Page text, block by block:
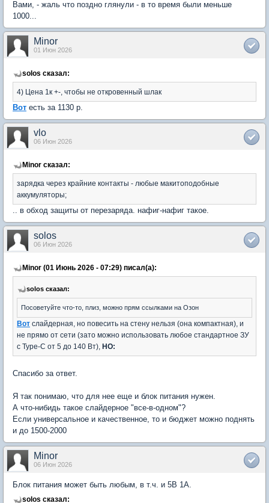
Вами, - жаль что поздно глянули - в то время были меньше
1000...
Minor
01 Июн 2026
solos сказал:
4) Цена 1к +-, чтобы не откровенный шлак
Вот есть за 1130 р.
vlo
06 Июн 2026
Minor сказал:
зарядка через крайние контакты - любые макитоподобные
аккумуляторы;
.. в обход защиты от перезаряда. нафиг-нафиг такое.
solos
06 Июн 2026
Minor (01 Июнь 2026 - 07:29) писал(а):
solos сказал:
Посоветуйте что-то, плиз, можно прям ссылками на Озон
Вот слайдерная, но повесить на стену нельзя (она компактная), и
не прямо от сети (зато можно использовать любое стандартное ЗУ
с Type-C от 5 до 140 Вт), НО:
Спасибо за ответ.
Я так понимаю, что для нее еще и блок питания нужен.
А что-нибидь такое слайдерное "все-в-одном"?
Если универсальное и качественное, то и бюджет можно поднять
и до 1500-2000
Minor
06 Июн 2026
Блок питания может быть любым, в т.ч. и 5В 1А.
solos сказал: